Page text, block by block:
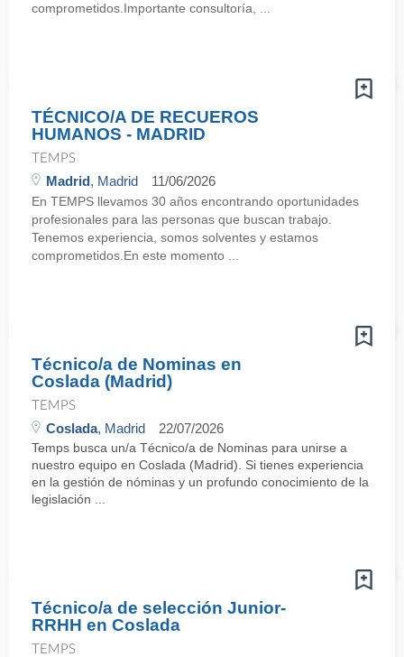
comprometidos.Importante consultoría, ...
TÉCNICO/A DE RECUEROS
HUMANOS - MADRID
TEMPS
Madrid, Madrid 11/06/2026
En TEMPS llevamos 30 años encontrando oportunidades
profesionales para las personas que buscan trabajo.
Tenemos experiencia, somos solventes y estamos
comprometidos.En este momento ...
Técnico/a de Nominas en
Coslada (Madrid)
TEMPS
Coslada, Madrid 22/07/2026
Temps busca un/a Técnico/a de Nominas para unirse a
nuestro equipo en Coslada (Madrid). Si tienes experiencia
en la gestión de nóminas y un profundo conocimiento de la
legislación ...
Técnico/a de selección Junior-
RRHH en Coslada
TEMPS